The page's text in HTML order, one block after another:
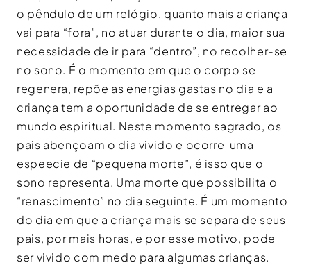
o pêndulo de um relógio, quanto mais a criança
vai para “fora”, no atuar durante o dia, maior sua
necessidade de ir para “dentro”, no recolher-se
no sono. É o momento em que o corpo se
regenera, repõe as energias gastas no dia e a
criança tem a oportunidade de se entregar ao
mundo espiritual. Neste momento sagrado, os
pais abençoam o dia vivido e ocorre uma
espeecie de “pequena morte”, é isso que o
sono representa. Uma morte que possibilita o
“renascimento” no dia seguinte. É um momento
do dia em que a criança mais se separa de seus
pais, por mais horas, e por esse motivo, pode
ser vivido com medo para algumas crianças.